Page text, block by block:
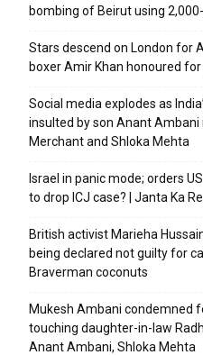
bombing of Beirut using
Stars descend on London for
boxer Amir Khan honoured
Social media explodes as
insulted by son Anant Ambani
Merchant and Shloka Mehta
Israel in panic mode; orders
to drop ICJ case? | Janta Ka
British activist Marieha
being declared not guilty for
Braverman coconuts
Mukesh Ambani condemned
touching daughter-in-law
Anant Ambani, Shloka Mehta